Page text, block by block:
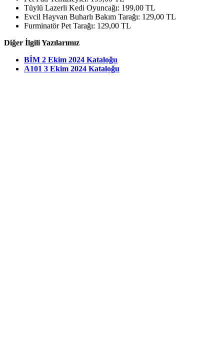
Tüylü Lazerli Kedi Oyuncağı: 199,00 TL
Evcil Hayvan Buharlı Bakım Tarağı: 129,00 TL
Furminatör Pet Tarağı: 129,00 TL
Diğer İlgili Yazılarımız
BİM 2 Ekim 2024 Kataloğu
A101 3 Ekim 2024 Kataloğu